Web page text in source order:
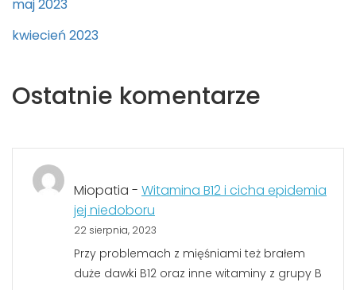
maj 2023
kwiecień 2023
Ostatnie komentarze
Miopatia - Witamina B12 i cicha epidemia
jej niedoboru
22 sierpnia, 2023
Przy problemach z mięśniami też brałem
duże dawki B12 oraz inne witaminy z grupy B